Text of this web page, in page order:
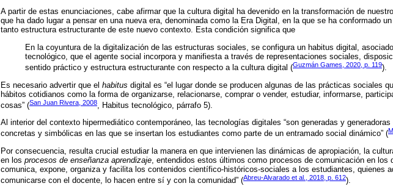
A partir de estas enunciaciones, cabe afirmar que la cultura digital ha devenido en la transformación de
que ha dado lugar a pensar en una nueva era, denominada como la Era Digital, en la que se ha conformado un
tanto estructura estructurante de este nuevo contexto. Esta condición significa que
En la coyuntura de la digitalización de las estructuras sociales, se configura un habitus digital,
tecnológico, que el agente social incorpora y manifiesta a través de representaciones sociales,
sentido práctico y estructura estructurante con respecto a la cultura digital (Guzmán Games, 2020, p. 119).
Es necesario advertir que el habitus digital es “el lugar donde se producen algunas de las prácticas sociales
hábitos cotidianos como la forma de organizarse, relacionarse, comprar o vender, estudiar, informarse,
cosas” (San Juan Rivera, 2008, Habitus tecnológico, párrafo 5).
Al interior del contexto hipermediático contemporáneo, las tecnologías digitales “son generadas y
concretas y simbólicas en las que se insertan los estudiantes como parte de un entramado social dinámico” (
Por consecuencia, resulta crucial estudiar la manera en que intervienen las dinámicas de apropiación, la
en los procesos de enseñanza aprendizaje, entendidos estos últimos como procesos de comunicación en los
comunica, expone, organiza y facilita los contenidos científico-históricos-sociales a los estudiantes, quienes
comunicarse con el docente, lo hacen entre sí y con la comunidad” (Abreu-Alvarado et al., 2018, p. 612).